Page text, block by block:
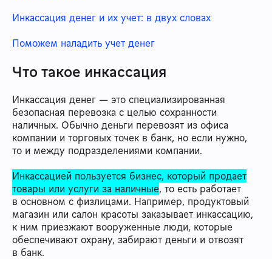
Инкассация денег и их учет: в двух словах
Поможем наладить учет денег
Что такое инкассация
Инкассация денег — это специализированная
безопасная перевозка с целью сохранности
наличных. Обычно деньги перевозят из офиса
компании и торговых точек в банк, но если нужно,
то и между подразделениями компании.
Инкассацией пользуется бизнес, который продает
товары или услуги за наличные, то есть работает
в основном с физлицами. Например, продуктовый
магазин или салон красоты заказывает инкассацию,
к ним приезжают вооруженные люди, которые
обеспечивают охрану, забирают деньги и отвозят
в банк.